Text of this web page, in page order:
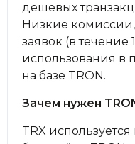
дешевых
Низкие
заявок (в
использования в
на базе TRON.
Зачем нужен
TRX